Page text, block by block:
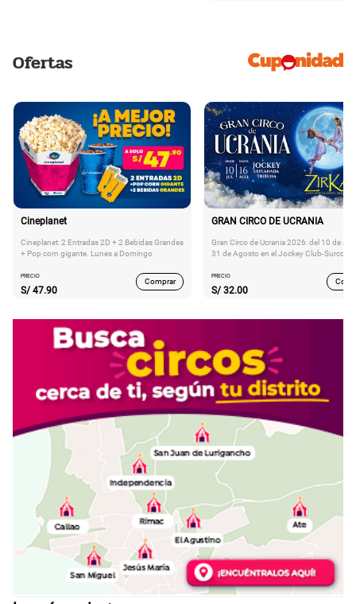
Ofertas
Cineplanet
Cineplanet: 2 Entradas 2D + 2 Bebidas Grandes
+ Pop corn gigante. Lunes a Domingo
PRECIO
S/ 47.90
Comprar
GRAN CIRCO DE UCRANIA
Gran Circo de Ucrania 2026: del 10 de
31 de Agosto en el Jockey Club-Surco
PRECIO
S/ 32.00